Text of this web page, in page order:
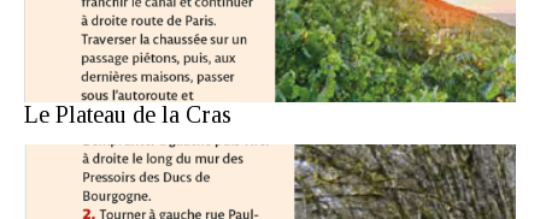
Le Plateau de la Cras